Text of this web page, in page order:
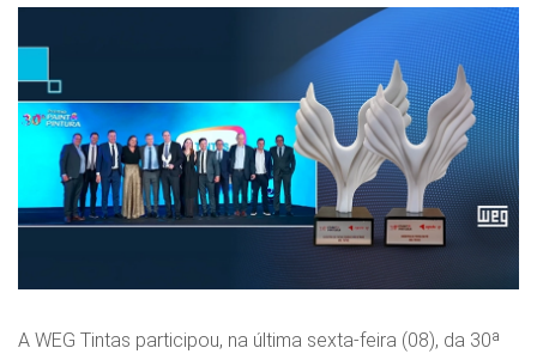
A WEG Tintas participou, na última sexta‑feira (08), da 30ª